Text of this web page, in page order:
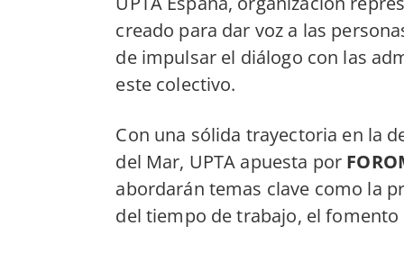
creado para dar voz a las
de impulsar el diálogo con las
este colectivo.
Con una sólida trayectoria en la
del Mar, UPTA apuesta por
abordarán temas clave como la
del tiempo de trabajo, el